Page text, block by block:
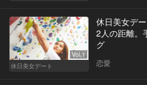
Vol.1
休日美女デート
休日美女デ
2人の距離。
グ
恋愛